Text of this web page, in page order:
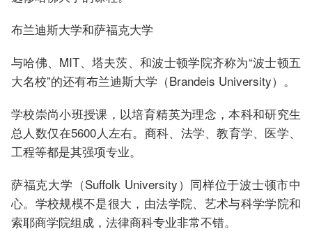
布兰迪斯大学和萨福克大学
与哈佛、MIT、塔夫茨、和波士顿学院齐称为“波士顿五
大名校”的还有布兰迪斯大学（Brandeis University）。
学校崇尚小班授课，以培育精英为理念，本科和研究生
总人数仅在5600人左右。商科、法学、教育学、医学、
工程等都是其强项专业。
萨福克大学（Suffolk University）同样位于波士顿市中
心。学校规模不是很大，由法学院、艺术与科学学院和
索耶商学院组成，法律商科专业非常不错。